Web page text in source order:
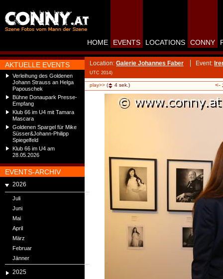
AKTUELLE EVENTS
Verleihung des Goldenen
Johann Strauss an Helga
Papouschek
Bühne Donaupark Presse-
Empfang
Klub 66 im U4 mit Tamara
Mascara
Goldenen Spargel für Mike
Süsser&Johann-Philipp
Spiegelfeld
Klub 66 im U4 am
28.05.2026
EVENTS-ARCHIV
2026
Juli
Juni
Mai
April
März
Februar
Jänner
2025
HOME EVENTS LOCATIONS CONNY
Location: Galerie Johannes Faber Event:
UTC 2014)
play>> ( 4 sek.) <-